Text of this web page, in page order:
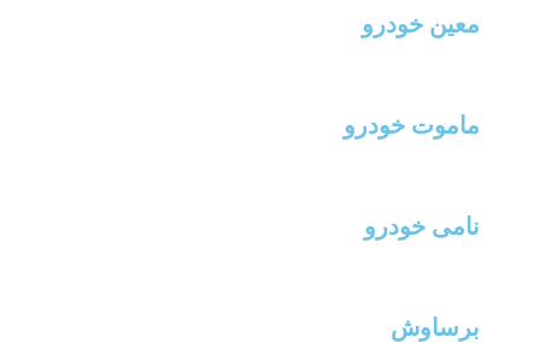
معین خودرو
ماموت خودرو
نامی خودرو
برساوش